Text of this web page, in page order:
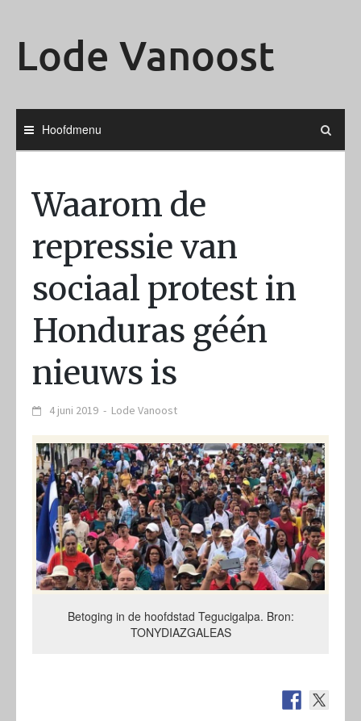
Lode Vanoost
Hoofdmenu
Waarom de
repressie van
sociaal protest in
Honduras géén
nieuws is
4 juni 2019 - Lode Vanoost
Betoging in de hoofdstad Tegucigalpa. Bron:
TONYDIAZGALEAS